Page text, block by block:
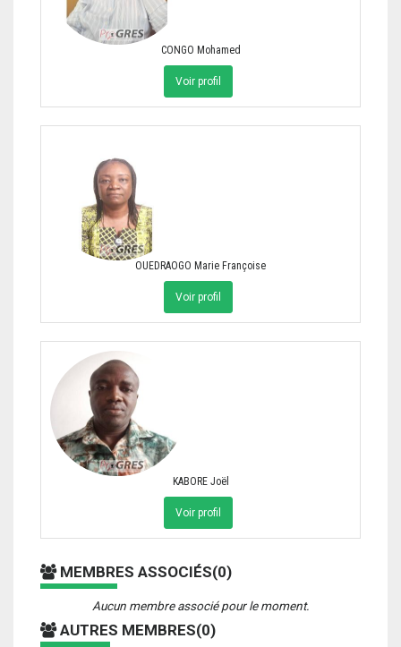
CONGO Mohamed
Voir profil
OUEDRAOGO Marie Françoise
Voir profil
KABORE Joël
Voir profil
MEMBRES ASSOCIÉS(0)
Aucun membre associé pour le moment.
AUTRES MEMBRES(0)